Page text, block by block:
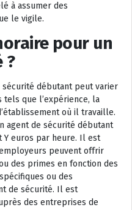
à assumer des
le vigile.
pour un
?
débutant peut varier
que l’expérience, la
où il travaille.
agent de sécurité débutant
Y euros par heure. Il est
peuvent offrir
des primes en fonction des
ou des
de sécurité. Il est
des entreprises de